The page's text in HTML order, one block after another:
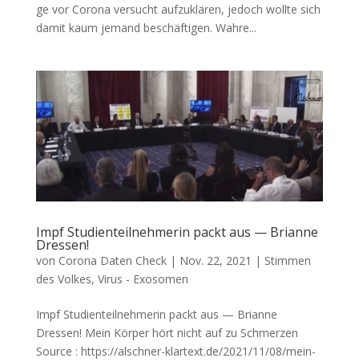
ge vor Coro­na ver­sucht auf­zu­klä­ren, jedoch woll­te sich
damit kaum jemand beschäf­ti­gen. Wah­re...
Impf Studienteilnehmerin packt aus — Brianne
Dressen!
von Corona Daten Check| Nov. 22, 2021 | Stimmen
des Volkes, Virus - Exosomen
Impf Studienteilnehmerin packt aus — Brianne
Dressen! Mein Kör­per hört nicht auf zu Schmerzen
Source : https://alschner-klartext.de/2021/11/08/mein-